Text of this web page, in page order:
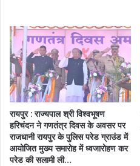
रायपुर : राज्यपाल श्री विश्वभूषण
हरिचंदन ने गणतंत्र दिवस के अवसर पर
राजधानी रायपुर के पुलिस परेड ग्राउंड में
आयोजित मुख्य समारोह में ध्वजारोहण कर
परेड की सलामी ली…